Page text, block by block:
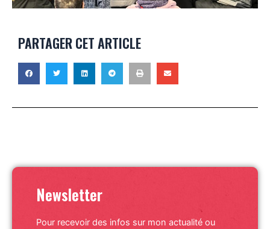
PARTAGER CET ARTICLE
Newsletter
Pour recevoir des infos sur mon actualité ou